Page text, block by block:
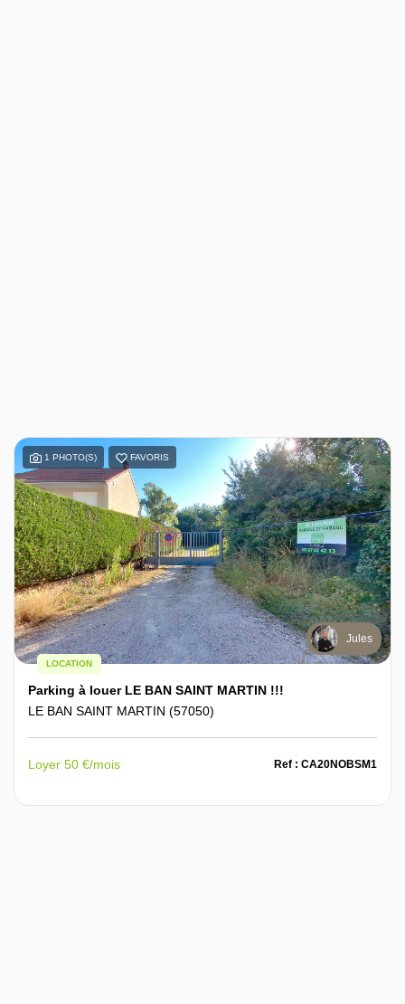
1 PHOTO(S) FAVORIS
Jules
LOCATION
Parking à louer LE BAN SAINT MARTIN !!!
LE BAN SAINT MARTIN (57050)
Loyer 50 €/mois Ref : CA20NOBSM1